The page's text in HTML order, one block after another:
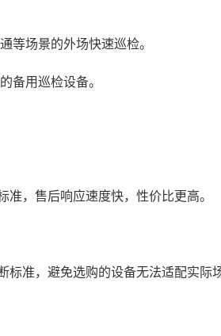
等场景的外场快速巡检。
备用巡检设备。
，售后响应速度快，性价比更高。
准，避免选购的设备无法适配实际场